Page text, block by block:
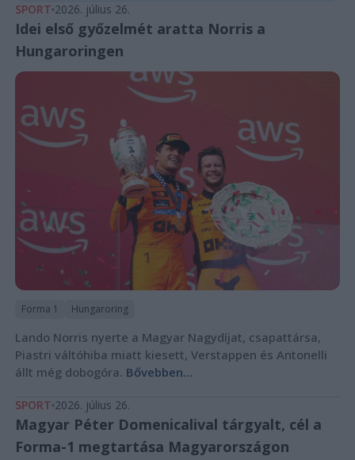
SPORT 2026. július 26.
Idei első győzelmét aratta Norris a
Hungaroringen
Forma 1 Hungaroring
Lando Norris nyerte a Magyar Nagydíjat, csapattársa,
Piastri váltóhiba miatt kiesett, Verstappen és Antonelli
állt még dobogóra. Bővebben...
SPORT 2026. július 26.
Magyar Péter Domenicalival tárgyalt, cél a
Forma-1 megtartása Magyarországon